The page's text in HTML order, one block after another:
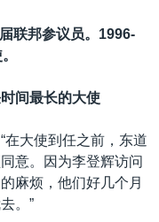
联邦参议员。1996-
间最长的大使
在大使到任之前，东道
意。因为李登辉访问
麻烦，他们好几个月
。”